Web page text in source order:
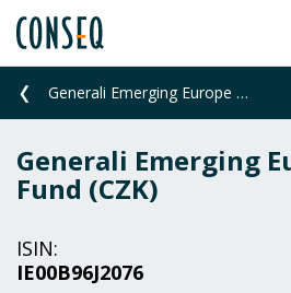
Generali Emerging Europe Bond Fund (CZK)
Generali Emerging
Fund (CZK)
ISIN:
IE00B96J2076